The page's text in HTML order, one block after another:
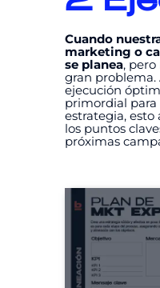
Cuando
marketing o
se planea, pero
gran problema.
ejecución
primordial para
estrategia,
los puntos
próximas